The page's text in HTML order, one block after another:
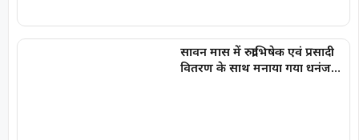
सावन मास में रुद्राभिषेक एवं प्रसादी
वितरण के साथ मनाया गया धनंजय